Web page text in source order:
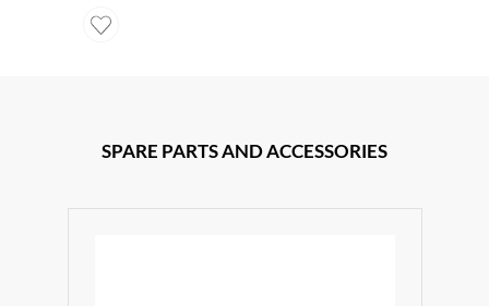
SPARE PARTS AND ACCESSORIES